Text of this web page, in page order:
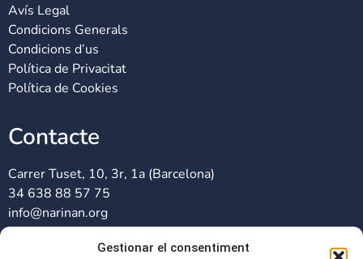
Gestionar el consentiment
Avís Legal
Condicions Generals
Condicions d’us
Política de Privacitat
Política de Cookies
Contacte
Carrer Tuset, 10, 3r, 1a (Barcelona)
34 638 88 57 75
info@narinan.org